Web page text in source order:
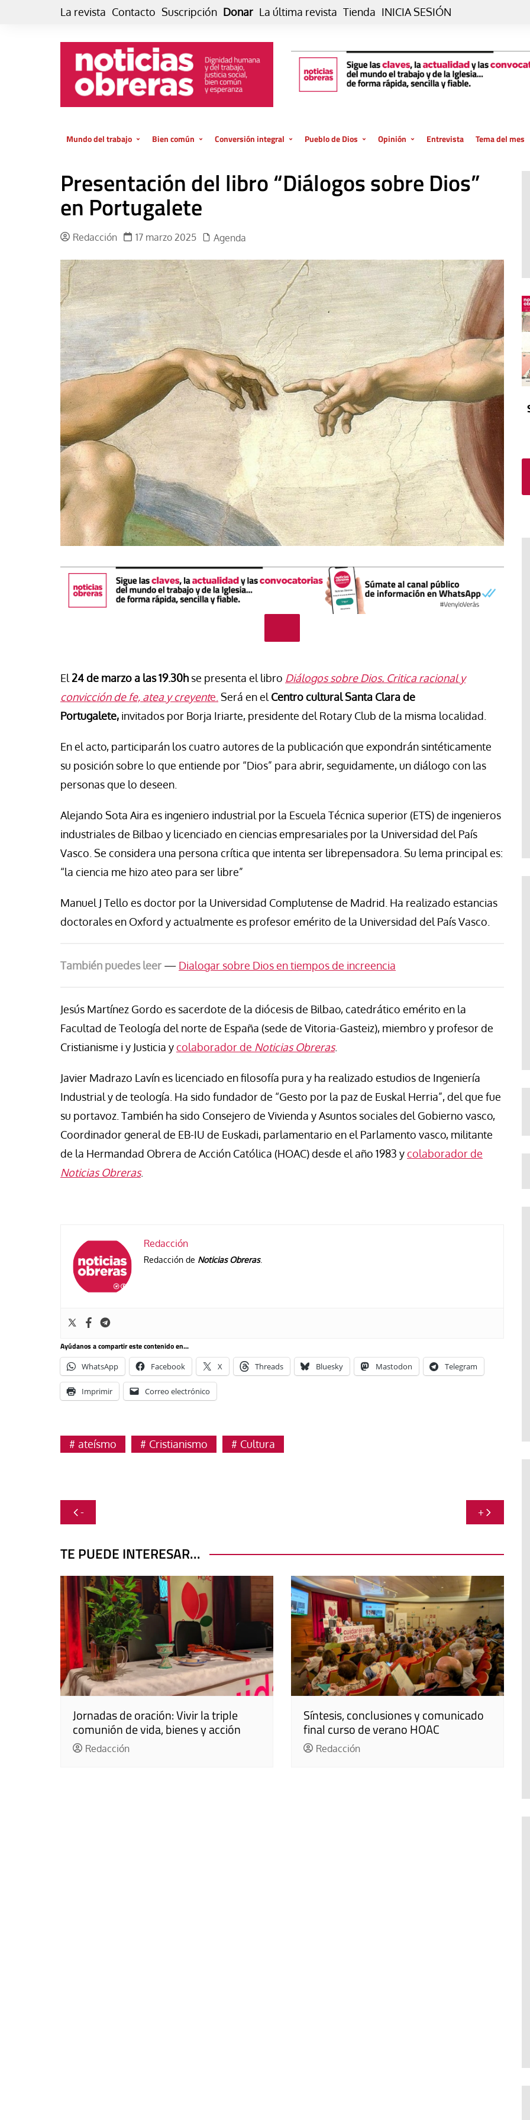
La revista Contacto Suscripción Donar La última revista Tienda INICIA SESIÓN
Mundo del trabajo
El trabajo es para la vida
GlobalizAcción
MMTC
Laboral
La mundialización
El amor en el mundo
Los empobrecidos por el
mundo
Radio — Mundo obrero hoy
Vidas precarias
Bien común
Economía
Conversión integral
de vida… es posible
El cuidado de la creación
Cultura
Libro
Cine
Dos minutos
Aplicaciones
Música
Poesía
Relato
Pueblo de Dios
La oración de cada día
El atrio
In memoriam
Opinión
Blog De paso…
Viñeta
Tribuna
Blog Sembrando sueños,
recogiendo humanidad
Blog Mensajes guardados
La columna
Entrevista Tema del mes
Presentación del libro “Diálogos sobre Dios”
en Portugalete
Redacción 17 marzo 2025 Agenda
El24 de marzoa las 19.30h se presenta el libro Diálogos sobre Dios. Critica racional y
convicción de fe, atea y creyente.Será en elCentro cultural Santa Clara de
Portugalete, invitados por Borja Iriarte, presidente del Rotary Club de la misma localidad.
En el acto, participarán los cuatro autores de la publicación que expondrán sintéticamente
su posición sobre lo que entiende por “Dios” para abrir, seguidamente, un diálogo con las
personas que lo deseen.
Alejando Sota Aira es ingeniero industrial por la Escuela Técnica superior (ETS) de ingenieros
industriales de Bilbao y licenciado en ciencias empresariales por la Universidad del País
Vasco. Se considera una persona crítica que intenta ser librepensadora. Su lema principal es:
“la ciencia me hizo ateo para ser libre”
Manuel J Tello es doctor por la Universidad Complutense de Madrid. Ha realizado estancias
doctorales en Oxford y actualmente es profesor emérito de la Universidad del País Vasco.
También puedes leer — Dialogar sobre Dios en tiempos de increencia
Jesús Martínez Gordo es sacerdote de la diócesis de Bilbao, catedrático emérito en la
Facultad de Teología del norte de España (sede de Vitoria-Gasteiz), miembro y profesor de
Cristianisme i y Justicia ycolaborador de Noticias Obreras.
Javier Madrazo Lavín es licenciado en filosofía pura y ha realizado estudios de Ingeniería
Industrial y de teología. Ha sido fundador de “Gesto por la paz de Euskal Herria”, del que fue
su portavoz. También ha sido Consejero de Vivienda y Asuntos sociales del Gobierno vasco,
Coordinador general de EB-IU de Euskadi, parlamentario en el Parlamento vasco, militante
de la Hermandad Obrera de Acción Católica (HOAC) desde el año 1983 ycolaborador de
Noticias Obreras.
Redacción
Redacción de Noticias Obreras.
Ayúdanos a compartir este contenido en...
WhatsApp Facebook X Threads Bluesky Mastodon Telegram
Imprimir Correo electrónico
ateísmo Cristianismo Cultura
Navegación
de - +
TE PUEDE INTERESAR...
Jornadas de oración: Vivir la triple
comunión de vida, bienes y acción
Redacción
Síntesis, conclusiones y comunicado
final curso de verano HOAC
Redacción
¿qué derechos tienen los
de edad extranjeros
#EstáPasando
José Ruiz, trabajador de la
Economía Popular de Argentina:
“Allí donde el Estado se retira o
fracasa, los movimientos
populares sostienen la
comunidad”
#EstáPasando
León XIV anima a ser “artífices de